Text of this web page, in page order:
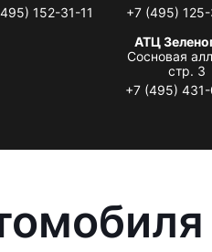
152-31-11
+7 (495)
АТЦ
Сосновая
стр. 3
+7 (495)